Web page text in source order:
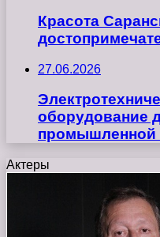
Красота
27.06.2026
оборудование
промышленной
Актеры